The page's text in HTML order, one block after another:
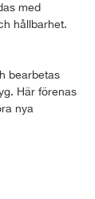
med
hållbarhet.
bearbetas
Här förenas
nya